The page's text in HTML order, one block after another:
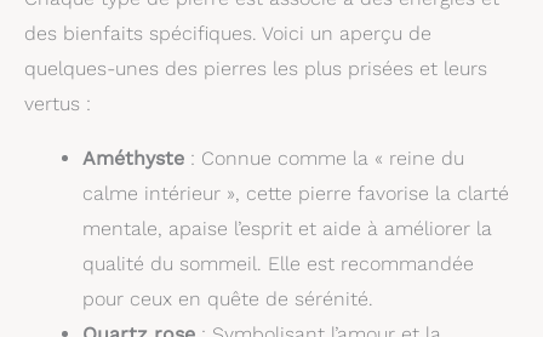
des bienfaits spécifiques. Voici un aperçu de
quelques-unes des pierres les plus prisées et leurs
vertus :
Améthyste : Connue comme la « reine du
calme intérieur », cette pierre favorise la clarté
mentale, apaise l’esprit et aide à améliorer la
qualité du sommeil. Elle est recommandée
pour ceux en quête de sérénité.